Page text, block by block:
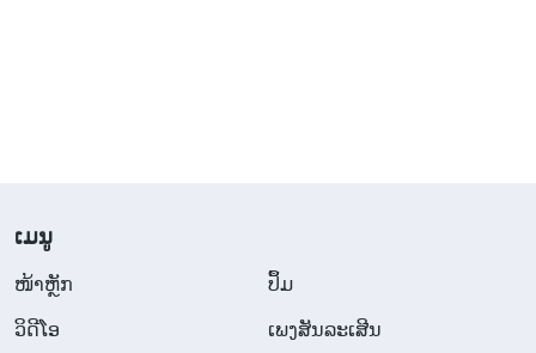
​ເມ​ນູ
​ໜ້າຫຼັກ
ປຶ້ມ
ວິ​ດີ​ໂອ
ເພງສັນລະເສີນ